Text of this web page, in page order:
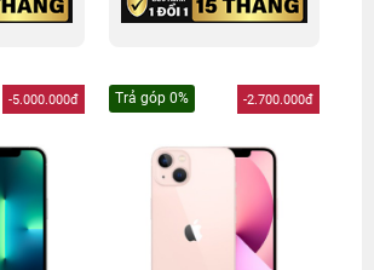
-5.000.000đ Trả góp 0% -2.700.000đ